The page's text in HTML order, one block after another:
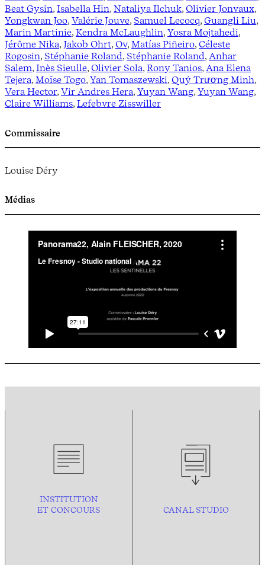
Beat Gysin, Isabella Hin, Nataliya Ilchuk, Olivier Jonvaux,
Yongkwan Joo, Valérie Jouve, Samuel Lecocq, Guangli Liu,
Marin Martinie, Kendra McLaughlin, Yosra Mojtahedi,
Jérôme Nika, Jakob Ohrt, Ov, Matías Piñeiro, Céleste
Rogosin, Stéphanie Roland, Stéphanie Roland, Anhar
Salem, Inès Sieulle, Olivier Sola, Rony Tanios, Ana Elena
Tejera, Moïse Togo, Yan Tomaszewski, Quý Trương Minh,
Vera Hector, Vir Andres Hera, Yuyan Wang, Yuyan Wang,
Claire Williams, Lefebvre Zisswiller
Commissaire
Louise Déry
Médias
INSTITUTION
ET CONCOURS
CANAL STUDIO